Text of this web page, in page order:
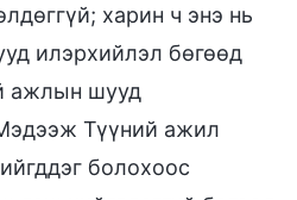
харин ч энэ нь
илэрхийлэл бөгөөд
ажлын шууд
Түүний ажил
болохоос